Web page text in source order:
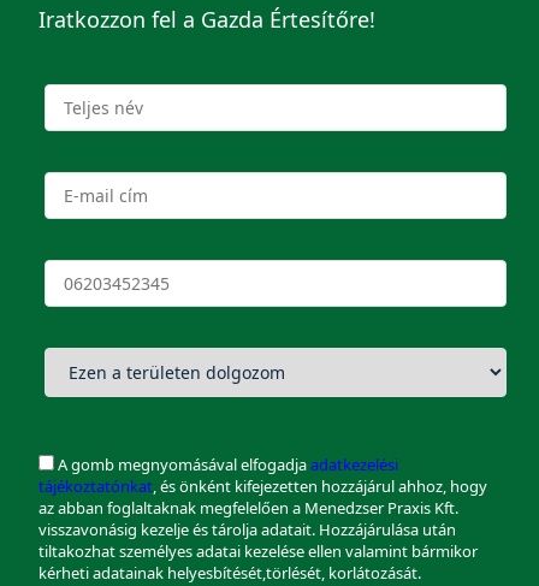
Iratkozzon fel a Gazda Értesítőre!
A gomb megnyomásával elfogadjaadatkezelési
tájékoztatónkat, és önként kifejezetten hozzájárul ahhoz, hogy
az abban foglaltaknak megfelelően a Menedzser Praxis Kft.
visszavonásig kezelje és tárolja adatait. Hozzájárulása után
tiltakozhat személyes adatai kezelése ellen valamint bármikor
kérheti adatainak helyesbítését,törlését, korlátozását.